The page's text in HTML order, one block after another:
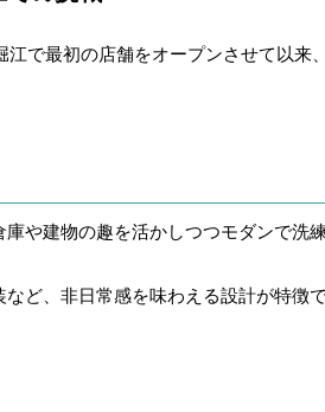
で最初の店舗をオープンさせて以来
や建物の趣を活かしつつモダンで洗
ど、非日常感を味わえる設計が特徴で